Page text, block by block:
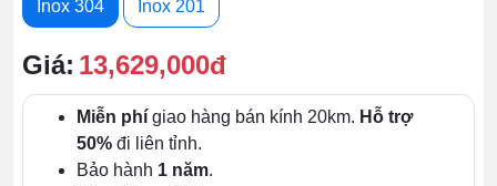
Inox 304 Inox 201
Giá: 13,629,000đ
Miễn phí giao hàng bán kính 20km. Hỗ trợ
50% đi liên tỉnh.
Bảo hành 1 năm.